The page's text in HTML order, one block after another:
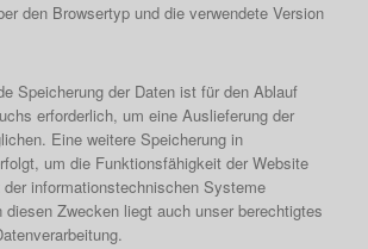
den Browsertyp und die verwendete Version
Speicherung der Daten ist für den Ablauf
erforderlich, um eine Auslieferung der
Eine weitere Speicherung in
um die Funktionsfähigkeit der Website
informationstechnischen Systeme
Zwecken liegt auch unser berechtigtes